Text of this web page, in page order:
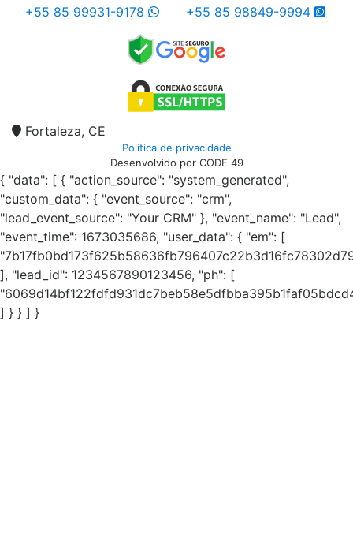
+55 85 99931-9178
+55 85 98849-9994
Fortaleza, CE
Política de privacidade
Desenvolvido por CODE 49
{ "data": [ { "action_source": "system_generated",
"custom_data": { "event_source": "crm",
"lead_event_source": "Your CRM" }, "event_name": "Lead",
"event_time": 1673035686, "user_data": { "em": [
], "lead_id": 1234567890123456, "ph": [
] } } ] }